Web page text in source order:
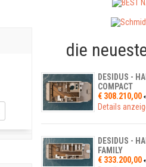
die
DESIDUS -
COMPACT
€ 308.210,00
Details
DESIDUS -
FAMILY
€ 333.200,00